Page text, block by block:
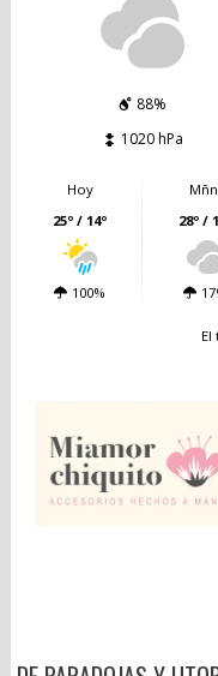
88%
1020 hPa
Hoy
25º / 14º
100%
Mñn.
28º /
El